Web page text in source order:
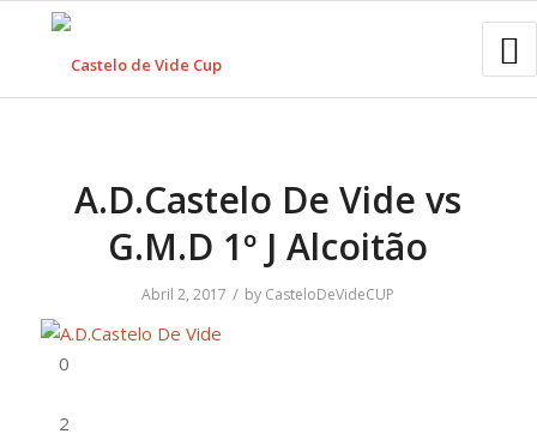
A.D.Castelo De Vide vs
G.M.D 1º J Alcoitão
Abril 2, 2017 / by CasteloDeVideCUP